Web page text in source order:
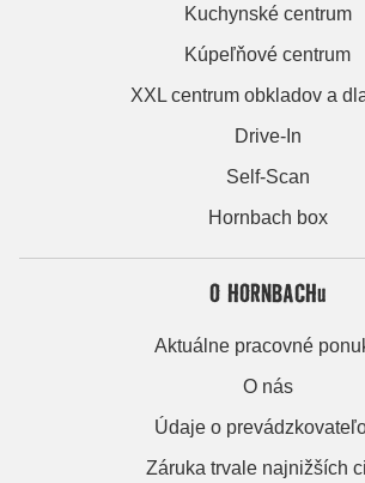
Kuchynské centrum
Kúpeľňové centrum
XXL centrum obkladov a
Drive-In
Self-Scan
Hornbach box
O HORNBACHu
Aktuálne pracovné
O nás
Údaje o
Záruka trvale najnižších